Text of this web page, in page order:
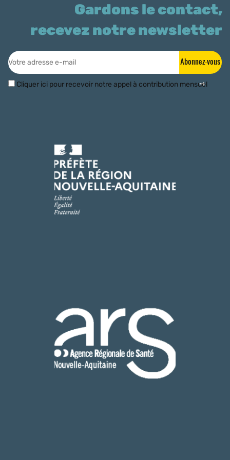
Gardons le contact,
recevez notre newsletter
Abonnez-vous
Cliquer ici pour recevoir notre appel à contribution mensuel